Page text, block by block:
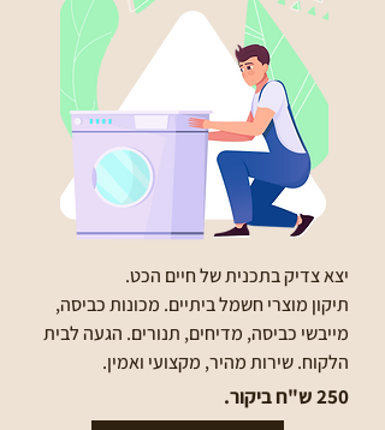
יצא צדיק בתכנית של חיים הכט.
תיקון מוצרי חשמל ביתיים. מכונות כביסה,
מייבשי כביסה, מדיחים, תנורים. הגעה לבית
הלקוח. שירות מהיר, מקצועי ואמין.
250 ש"ח ביקור.